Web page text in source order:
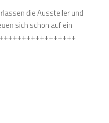
die Aussteller und
sich schon auf ein